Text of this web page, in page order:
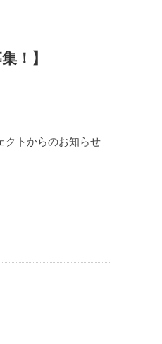
！】
クトからのお知らせ